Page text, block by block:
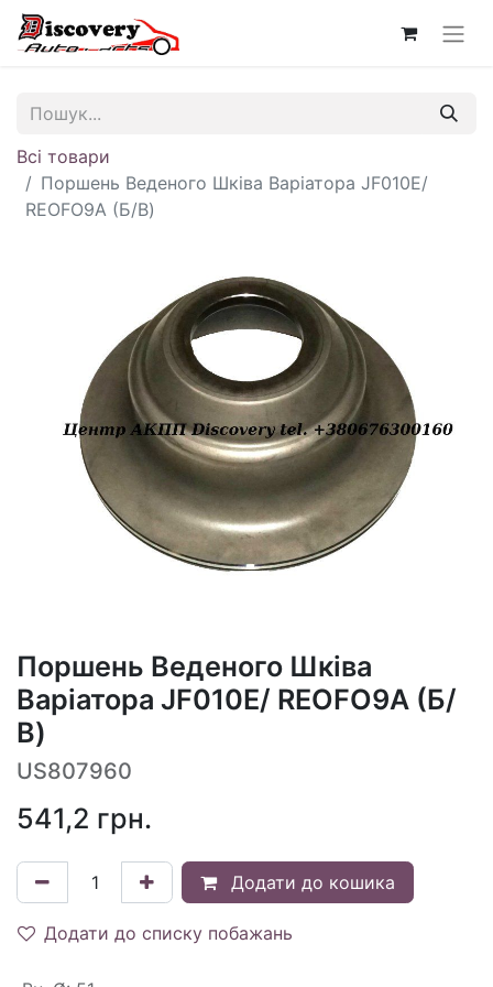
Всі товари
Поршень Веденого Шківа Варіатора JF010E/
REOFO9A (Б/В)
Поршень Веденого Шківа
Варіатора JF010E/ REOFO9A (Б/
В)
US807960
541,2 грн.
Додати до кошика
Додати до списку побажань